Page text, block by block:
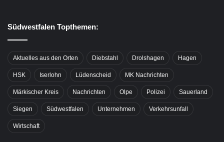
Südwestfalen Topthemen:
Aktuelles aus den Orten Diebstahl Drolshagen Hagen
HSK Iserlohn Lüdenscheid MK Nachrichten
Märkischer Kreis Nachrichten Olpe Polizei Sauerland
Siegen Südwestfalen Unternehmen Verkehrsunfall
Wirtschaft